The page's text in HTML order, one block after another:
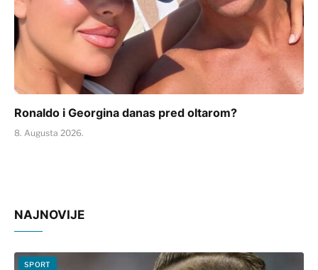
Ronaldo i Georgina danas pred oltarom?
8. Augusta 2026.
NAJNOVIJE
SPORT